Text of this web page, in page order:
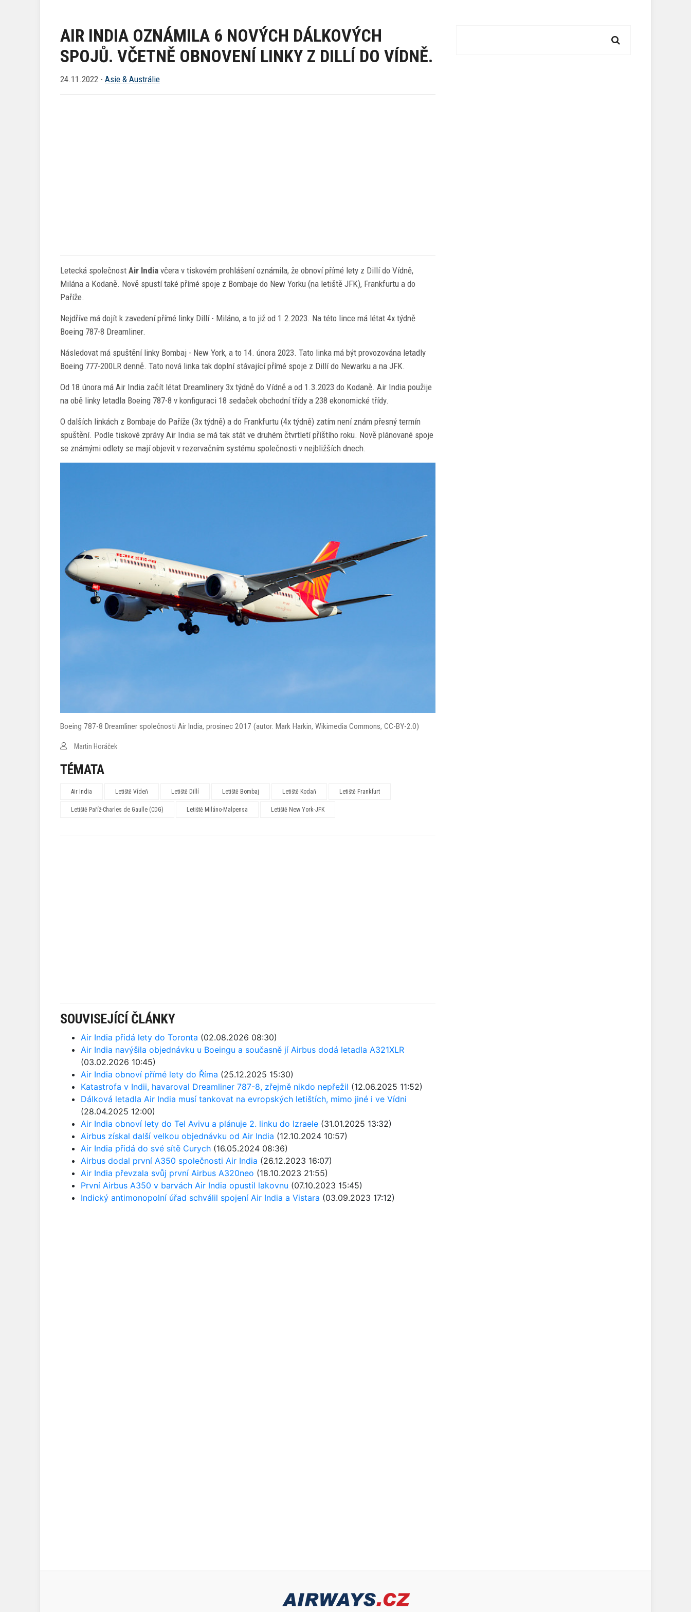
AIR INDIA OZNÁMILA 6 NOVÝCH DÁLKOVÝCH
SPOJŮ. VČETNĚ OBNOVENÍ LINKY Z DILLÍ DO VÍDNĚ.
24.11.2022 - Asie & Austrálie
Letecká společnost Air India včera v tiskovém prohlášení oznámila, že obnoví přímé lety z Dillí do Vídně,
Milána a Kodaně. Nově spustí také přímé spoje z Bombaje do New Yorku (na letiště JFK), Frankfurtu a do
Paříže.
Nejdříve má dojít k zavedení přímé linky Dillí - Miláno, a to již od 1.2.2023. Na této lince má létat 4x týdně
Boeing 787-8 Dreamliner.
Následovat má spuštění linky Bombaj - New York, a to 14. února 2023. Tato linka má být provozována letadly
Boeing 777-200LR denně. Tato nová linka tak doplní stávající přímé spoje z Dillí do Newarku a na JFK.
Od 18.února má Air India začít létat Dreamlinery 3x týdně do Vídně a od 1.3.2023 do Kodaně. Air India použije
na obě linky letadla Boeing 787-8 v konfiguraci 18 sedaček obchodní třídy a 238 ekonomické třídy.
O dalších linkách z Bombaje do Paříže (3x týdně) a do Frankfurtu (4x týdně) zatím není znám přesný termín
spuštění. Podle tiskové zprávy Air India se má tak stát ve druhém čtvrtletí příštího roku. Nově plánované spoje
se známými odlety se mají objevit v rezervačním systému společnosti v nejbližších dnech.
Boeing 787-8 Dreamliner společnosti Air India, prosinec 2017 (autor: Mark Harkin, Wikimedia Commons, CC-BY-2.0)
Martin Horáček
TÉMATA
Air India Letiště Vídeň Letiště Dillí Letiště Bombaj Letiště Kodaň Letiště Frankfurt
Letiště Paříž-Charles de Gaulle (CDG) Letiště Miláno-Malpensa Letiště New York-JFK
SOUVISEJÍCÍ ČLÁNKY
Air India přidá lety do Toronta (02.08.2026 08:30)
Air India navýšila objednávku u Boeingu a současně jí Airbus dodá letadla A321XLR
(03.02.2026 10:45)
Air India obnoví přímé lety do Říma (25.12.2025 15:30)
Katastrofa v Indii, havaroval Dreamliner 787-8, zřejmě nikdo nepřežil (12.06.2025 11:52)
Dálková letadla Air India musí tankovat na evropských letištích, mimo jiné i ve Vídni
(28.04.2025 12:00)
Air India obnoví lety do Tel Avivu a plánuje 2. linku do Izraele (31.01.2025 13:32)
Airbus získal další velkou objednávku od Air India (12.10.2024 10:57)
Air India přidá do své sítě Curych (16.05.2024 08:36)
Airbus dodal první A350 společnosti Air India (26.12.2023 16:07)
Air India převzala svůj první Airbus A320neo (18.10.2023 21:55)
První Airbus A350 v barvách Air India opustil lakovnu (07.10.2023 15:45)
Indický antimonopolní úřad schválil spojení Air India a Vistara (03.09.2023 17:12)